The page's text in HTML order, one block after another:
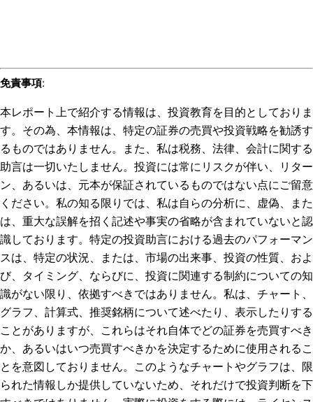
免責事項:
本レポート上で紹介する情報は、投資教育を目的としておりま
す。その為、本情報は、特定の証券の売買や投資戦略を勧誘す
るものではありません。また、私は税務、法律、会計に関する
助言は一切いたしません。投資には常にリスクが伴い、リター
ン、あるいは、元本が保証されているものではない点にご留意
ください。私の知る限りでは、私は自らの分析に、虚偽、また
は、重大な誤解を招く記述や事実の省略が含まれていないと認
識しております。特定の投資助言における過去のパフォーマン
スは、特定の状況、または、市場の出来事、投資の性質、およ
び、タイミング、ならびに、投資に関連する制約についての知
識がない限り、依拠すべきではありません。私は、チャート、
グラフ、計算式、推奨銘柄について述べたり、表示したりする
ことがありますが、これらはそれ自体でどの証券を売買すべき
か、あるいはいつ売買すべきかを決定するために使用されるこ
とを意図しておりません。このようなチャートやグラフは、限
られた情報しか提供していないため、それだけで投資判断を下